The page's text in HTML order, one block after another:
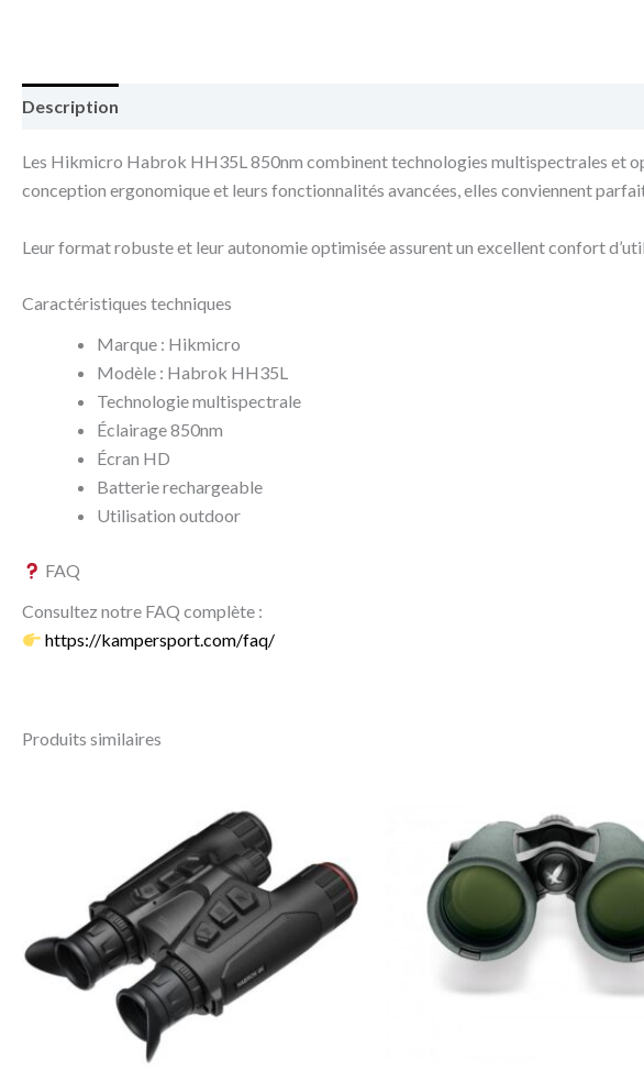
Description
Les Hikmicro Habrok HH35L 850nm combinent technologies multispectrales et
conception ergonomique et leurs fonctionnalités avancées, elles conviennent
Leur format robuste et leur autonomie optimisée assurent un excellent confort
Caractéristiques techniques
Marque : Hikmicro
Modèle : Habrok HH35L
Technologie multispectrale
Éclairage 850nm
Écran HD
Batterie rechargeable
Utilisation outdoor
FAQ
Consultez notre FAQ complète :
https://kampersport.com/faq/
Produits similaires
3.699,00€.
est :
2.777,77€.
était :
3.499,00€.
actuel
est :
2.626,26€.